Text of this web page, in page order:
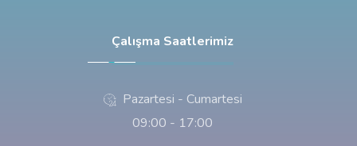
Çalışma Saatlerimiz
Pazartesi - Cumartesi
09:00 - 17:00